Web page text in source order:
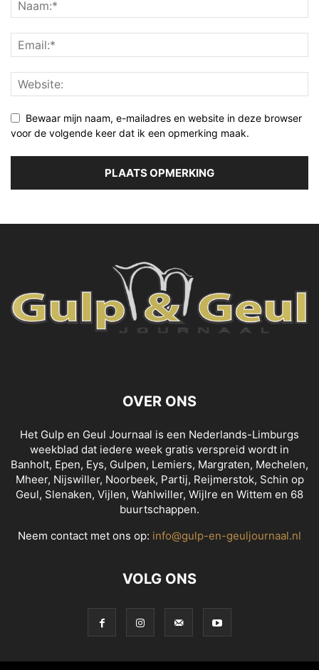
Bewaar mijn naam, e-mailadres en website in deze browser
voor de volgende keer dat ik een opmerking maak.
OVER ONS
Het Gulp en Geul Journaal is een Nederlands-Limburgs
weekblad dat iedere week gratis verspreid wordt in
Banholt, Epen, Eys, Gulpen, Lemiers, Margraten, Mechelen,
Mheer, Nijswiller, Noorbeek, Partij, Reijmerstok, Schin op
Geul, Slenaken, Vijlen, Wahlwiller, Wijlre en Wittem en 68
buurtschappen.
Neem contact met ons op: info@gulp-en-geuljournaal.nl
VOLG ONS